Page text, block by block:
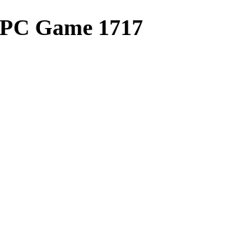
Game 1717